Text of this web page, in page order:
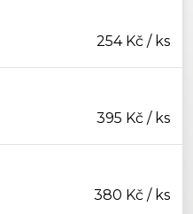
254 Kč / ks
395 Kč / ks
380 Kč / ks